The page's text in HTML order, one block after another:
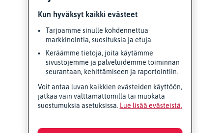
Kun hyväksyt kaikki evästeet
Tarjoamme sinulle kohdennettua
markkinointia, suosituksia ja etuja
Keräämme tietoja, joita käytämme
sivustojemme ja palveluidemme toiminnan
seurantaan, kehittämiseen ja raportointiin.
Voit antaa luvan kaikkien evästeiden käyttöön,
jatkaa vain välttämättömillä tai muokata
suostumuksia asetuksissa. Lue lisää evästeistä